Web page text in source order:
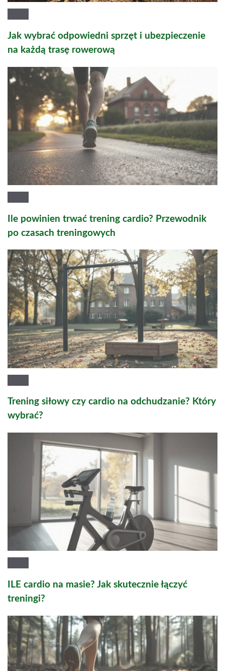
Jak wybrać odpowiedni sprzęt i ubezpieczenie
na każdą trasę rowerową
Ile powinien trwać trening cardio? Przewodnik
po czasach treningowych
Trening siłowy czy cardio na odchudzanie? Który
wybrać?
ILE cardio na masie? Jak skutecznie łączyć
treningi?